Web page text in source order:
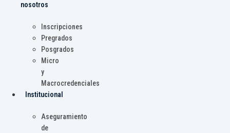
nosotros
Inscripciones
Pregrados
Posgrados
Micro
y
Macrocredenciales
Institucional
Aseguramiento
de